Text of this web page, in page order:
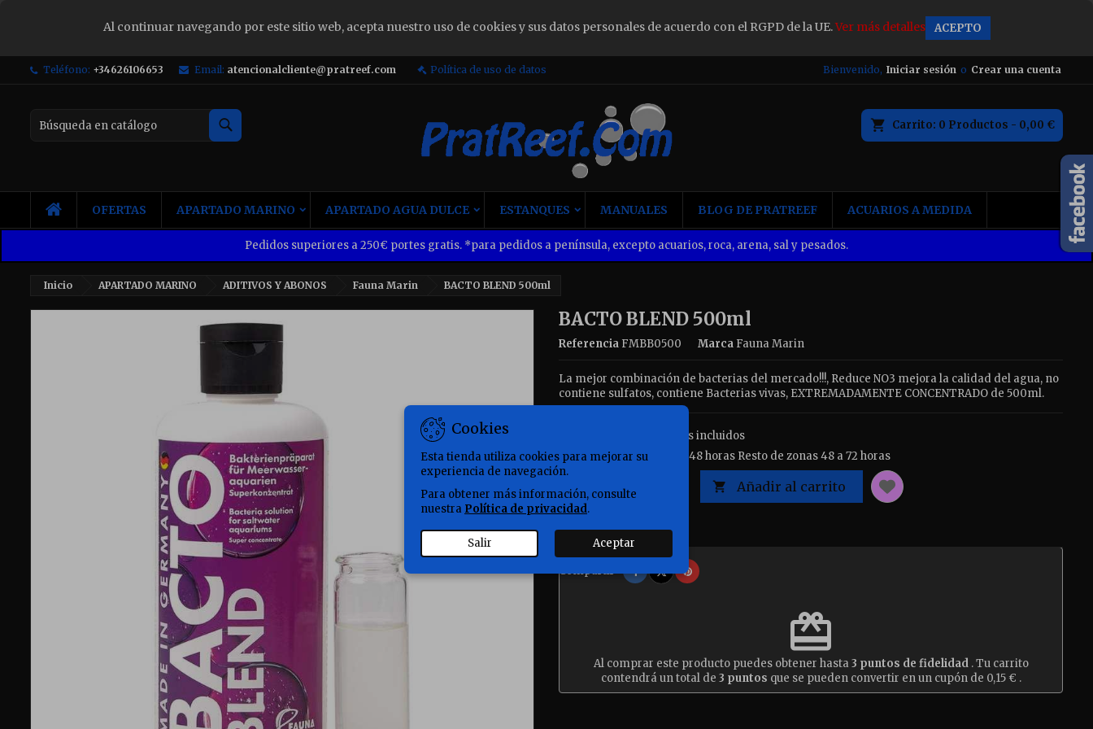
Al continuar navegando por este sitio web, acepta nuestro uso de cookies y sus datos personales de acuerdo con el RGPD de la UE.Ver más detalles ACEPTO
Teléfono: +34626106653 Email: atencionalcliente@pratreef.com Política de uso de datos Bienvenido, Iniciar sesión o Crear una cuenta
Carrito 0 Productos - 0,00 €
INICIOOFERTAS APARTADO MARINO APARTADO AGUA DULCE ESTANQUES MANUALES BLOG DE PRATREEF ACUARIOS A MEDIDA
Pedidos superiores a 250€ portes gratis. *para pedidos a península, excepto acuarios, roca, arena, sal y pesados.
Inicio APARTADO MARINO ADITIVOS Y ABONOS Fauna Marin BACTO BLEND 500ml
BACTO BLEND 500ml
Referencia FMBB0500 Marca Fauna Marin
La mejor combinación de bacterias del mercado!!!, Reduce NO3 mejora la calidad del agua, no
contiene sulfatos, contiene Bacterias vivas, EXTREMADAMENTE CONCENTRADO de 500ml.
Impuestos incluidos
Entrega: península 24 a 48 horas Resto de zonas 48 a 72 horas
Cantidad  Añadir al carrito

Compartir Compartir
TuitearPinterest
redeem
Al comprar este producto puedes obtener hasta3 puntos de fidelidad. Tu carrito
contendrá un total de 3 puntos que se pueden convertir en un cupón de 0,15 € .
Cookies
Esta tienda utiliza cookies para mejorar su
experiencia de navegación.
Para obtener más información, consulte
nuestra Política de privacidad.
Salir Aceptar
×